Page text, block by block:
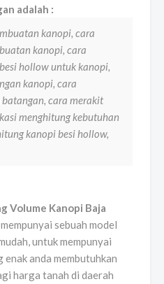
adalah :
kanopi, cara
kanopi, cara
hollow untuk kanopi,
kanopi, cara
cara merakit
menghitung kebutuhan
kanopi besi hollow,
Volume Kanopi Baja
sebuah model
untuk mempunyai
enak anda membutuhkan
harga tanah di daerah